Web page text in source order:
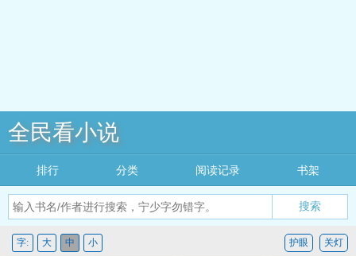
全民看小说
搜索
排行 分类 阅读记录 书架
字: 大 中 小 关灯
护眼